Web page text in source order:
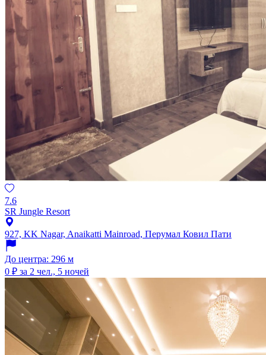
7.6
SR Jungle Resort
927, KK Nagar, Anaikatti Mainroad, Перумал Ковил Пати
До центра: 296 м
0 ₽ за 2 чел., 5 ночей